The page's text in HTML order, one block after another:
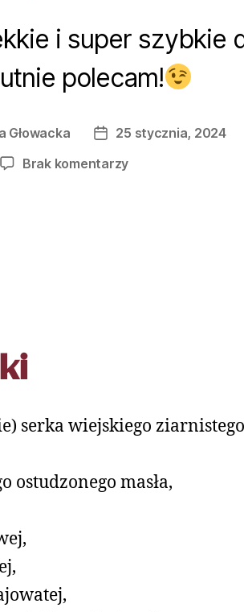
i super szybkie
polecam!
Głowacka
25 stycznia, 2024
Brak komentarzy
serka wiejskiego
ostudzonego masła,